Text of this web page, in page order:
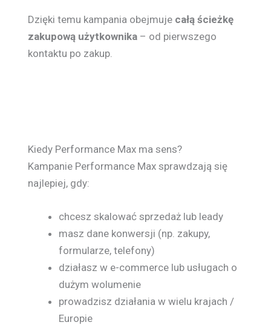
Dzięki temu kampania obejmuje całą ścieżkę
zakupową użytkownika– od pierwszego
kontaktu po zakup.
Kiedy Performance Max ma sens?
Kampanie Performance Max sprawdzają się
najlepiej, gdy:
chcesz skalować sprzedaż lub leady
masz dane konwersji (np. zakupy,
formularze, telefony)
działasz w e-commerce lub usługach o
dużym wolumenie
prowadzisz działania w wielu krajach /
Europie